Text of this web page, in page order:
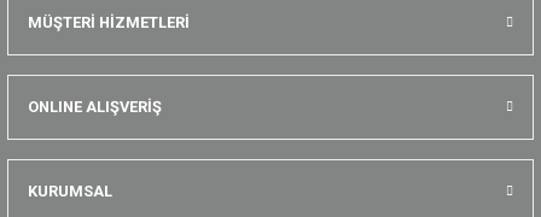
MÜŞTERİ HİZMETLERİ
ONLINE ALIŞVERİŞ
KURUMSAL